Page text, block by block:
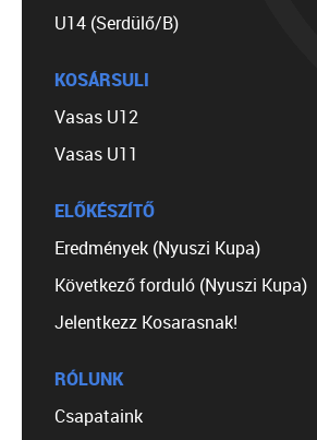
U14 (Serdülő/B)
KOSÁRSULI
Vasas U12
Vasas U11
ELŐKÉSZÍTŐ
Eredmények (Nyuszi Kupa)
Következő forduló (Nyuszi Kupa)
Jelentkezz Kosarasnak!
RÓLUNK
Csapataink